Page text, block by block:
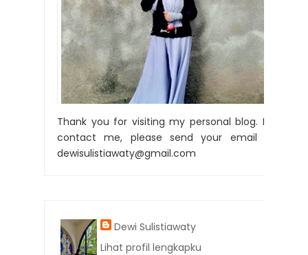
Thank you for visiting my personal blog. For
contact me, please send your email to:
dewisulistiawaty@gmail.com
Dewi Sulistiawaty
Lihat profil lengkapku